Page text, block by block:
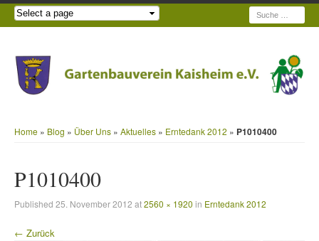
Suche
Home» Blog » Über Uns» Aktuelles» Erntedank 2012 » P1010400
P1010400
Published 25. November 2012 at2560 × 1920 in Erntedank 2012
← Zurück